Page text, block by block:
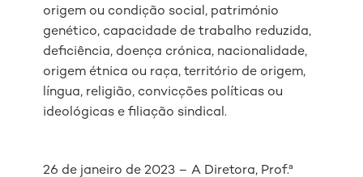
origem ou condição social, património
genético, capacidade de trabalho reduzida,
deficiência, doença crónica, nacionalidade,
origem étnica ou raça, território de origem,
língua, religião, convicções políticas ou
ideológicas e filiação sindical.
26 de janeiro de 2023 – A Diretora, Prof.ª